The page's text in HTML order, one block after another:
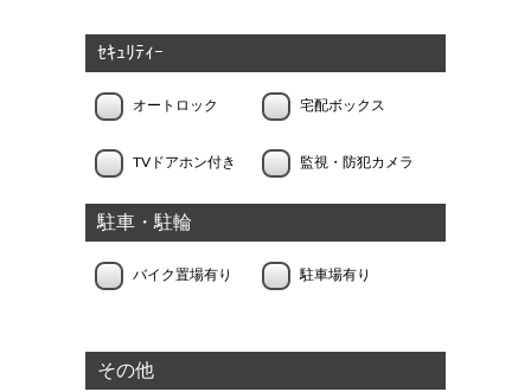
ｾｷｭﾘﾃｨｰ
オートロック 宅配ボックス
TVドアホン付き 監視・防犯カメラ
駐車・駐輪
バイク置場有り 駐車場有り
その他